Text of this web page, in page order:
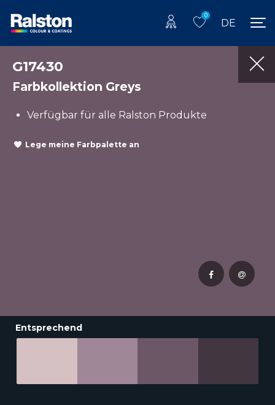
0
DE
G17430
Farbkollektion Greys
Verfügbar für alle Ralston Produkte
Lege meine Farbpalette an
Entsprechend